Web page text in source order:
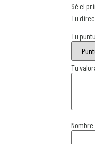
Sé el
Tu
Tu
Tu
Nombre